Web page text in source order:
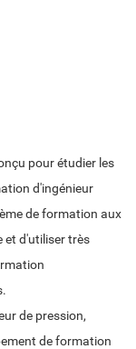
pour étudier les
d'ingénieur
de formation aux
et d'utiliser très
de pression,
de formation